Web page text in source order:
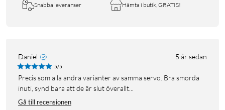
Snabba leveranser Hämta i butik, GRATIS!
Daniel 5 år sedan
5/5
Precis som alla andra varianter av samma servo. Bra smorda
inuti, synd bara att de är slut överallt...
Gå till recensionen